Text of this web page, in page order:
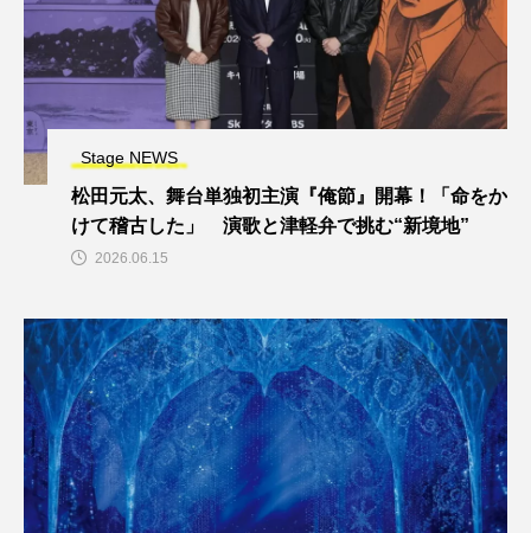
Stage NEWS
松田元太、舞台単独初主演『俺節』開幕！「命をか
けて稽古した」 演歌と津軽弁で挑む“新境地”
2026.06.15